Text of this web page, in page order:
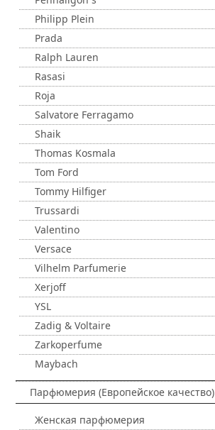
Philipp Plein
Prada
Ralph Lauren
Rasasi
Roja
Salvatore Ferragamo
Shaik
Thomas Kosmala
Tom Ford
Tommy Hilfiger
Trussardi
Valentino
Versace
Vilhelm Parfumerie
Xerjoff
YSL
Zadig & Voltaire
Zarkoperfume
Maybach
Парфюмерия (Европейское качество)
Женская парфюмерия